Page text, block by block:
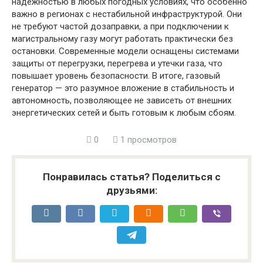
важно в регионах с нестабильной инфраструктурой. Они
не требуют частой дозаправки, а при подключении к
магистральному газу могут работать практически без
остановки. Современные модели оснащены системами
защиты от перегрузки, перегрева и утечки газа, что
повышает уровень безопасности. В итоге, газовый
генератор — это разумное вложение в стабильность и
автономность, позволяющее не зависеть от внешних
энергетических сетей и быть готовым к любым сбоям.
0 1 просмотров
Понравилась статья? Поделиться с
друзьями: